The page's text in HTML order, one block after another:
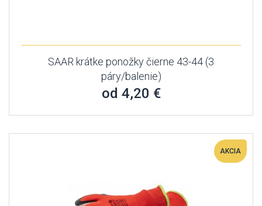
SAAR krátke ponožky čierne 43-44 (3
páry/balenie)
od 4,20 €
AKCIA